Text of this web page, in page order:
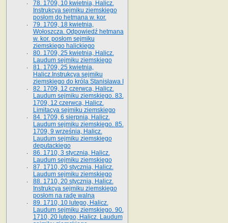
78. 1709, 10 kwietnia, Halicz.
Instrukcya sejmiku ziemskiego
posłom do hetmana w. kor.
79. 1709, 18 kwietnia,
Wołoszcza. Odpowiedź hetmana
w. kor. posłom sejmiku
ziemskiego halickiego
80. 1709, 25 kwietnia, Halicz.
Laudum sejmiku ziemskiego
81. 1709, 25 kwietnia,
Halicz.Instrukcya sejmiku
ziemskiego do króla Stanisława I
82. 1709, 12 czerwca, Halicz.
Laudum sejmiku ziemskiego. 83.
1709, 12 czerwca, Halicz.
Limitacya sejmiku ziemskiego
84. 1709, 6 sierpnia, Halicz.
Laudum sejmiku ziemskiego. 85.
1709, 9 września, Halicz.
Laudum sejmiku ziemskiego
deputackiego
86. 1710, 3 stycznia, Halicz.
Laudum sejmiku ziemskiego
87. 1710, 20 stycznia, Halicz.
Laudum sejmiku ziemskiego
88. 1710, 20 stycznia, Halicz.
Instrukcya sejmiku ziemskiego
posłom na radę walną
89. 1710, 10 lutego, Halicz.
Laudum sejmiku ziemskiego. 90.
1710, 20 lutego, Halicz. Laudum